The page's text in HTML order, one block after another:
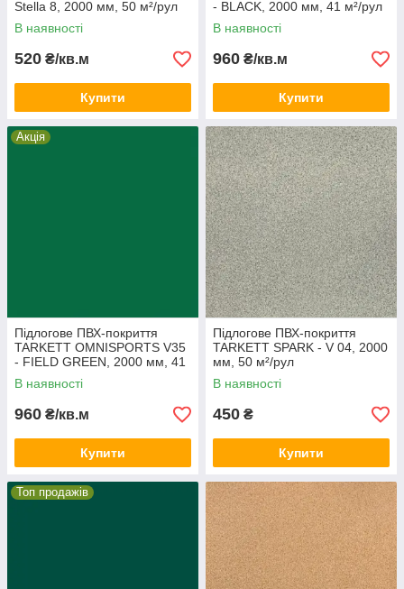
Stella 8, 2000 мм, 50 м²/рул
В наявності
520 ₴/кв.м
Купити
- BLACK, 2000 мм, 41 м²/рул
В наявності
960 ₴/кв.м
Купити
Акція
Підлогове ПВХ-покриття
TARKETT OMNISPORTS V35
- FIELD GREEN, 2000 мм, 41
м²/рул
В наявності
960 ₴/кв.м
Купити
Підлогове ПВХ-покриття
TARKETT SPARK - V 04, 2000
мм, 50 м²/рул
В наявності
450 ₴
Купити
Топ продажів